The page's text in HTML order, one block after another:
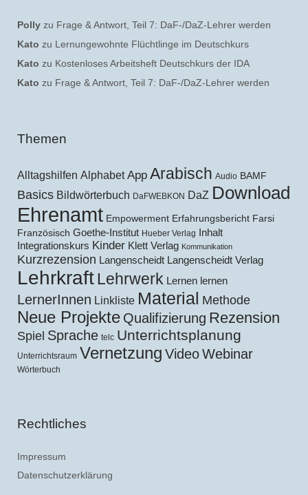
Polly zu Frage & Antwort, Teil 7: DaF-/DaZ-Lehrer werden
Kato zu Lernungewohnte Flüchtlinge im Deutschkurs
Kato zu Kostenloses Arbeitsheft Deutschkurs der IDA
Kato zu Frage & Antwort, Teil 7: DaF-/DaZ-Lehrer werden
Themen
Alltagshilfen Alphabet App Arabisch Audio BAMF
Basics Bildwörterbuch DaFWEBKON DaZ Download
Ehrenamt Empowerment Erfahrungsbericht Farsi
Französisch Goethe-Institut Hueber Verlag Inhalt
Integrationskurs Kinder Klett Verlag Kommunikation
Kurzrezension Langenscheidt Langenscheidt Verlag
Lehrkraft Lehrwerk Lernen lernen
LernerInnen Linkliste Material Methode
Neue Projekte Qualifizierung Rezension
Spiel Sprache telc Unterrichtsplanung
Unterrichtsraum Vernetzung VideoWebinar
Wörterbuch
Rechtliches
Impressum
Datenschutzerklärung